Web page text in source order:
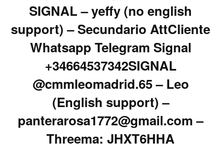
SIGNAL – yeffy (no english
support) – Secundario AttCliente
Whatsapp Telegram Signal
+34664537342SIGNAL
@cmmleomadrid.65 – Leo
(English support) –
panterarosa1772@gmail.com –
Threema: JHXT6HHA